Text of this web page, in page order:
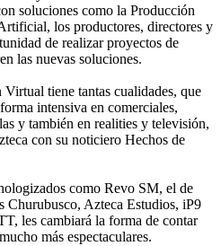
soluciones como la Producción
los productores, directores y
de realizar proyectos de
las nuevas soluciones.
tiene tantas cualidades, que
intensiva en comerciales,
y también en realities y televisión,
con su noticiero Hechos de
como Revo SM, el de
Churubusco, Azteca Estudios, iP9
les cambiará la forma de contar
más espectaculares.